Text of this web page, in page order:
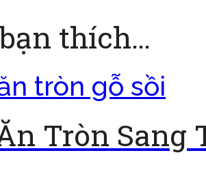
thích…
Tròn Sang